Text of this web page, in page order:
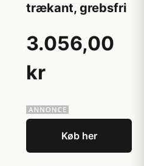
trækant, grebsfri
3.056,00
kr
Køb her